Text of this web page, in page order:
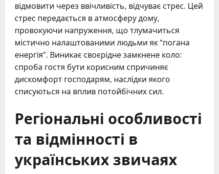
відмовити через ввічливість, відчуває стрес. Цей
стрес передається в атмосферу дому,
провокуючи напруження, що тлумачиться
містично налаштованими людьми як “погана
енергія”. Виникає своєрідне замкнене коло:
спроба гостя бути корисним спричиняє
дискомфорт господарям, наслідки якого
списуються на вплив потойбічних сил.
Регіональні особливості
та відмінності в
українських звичаях